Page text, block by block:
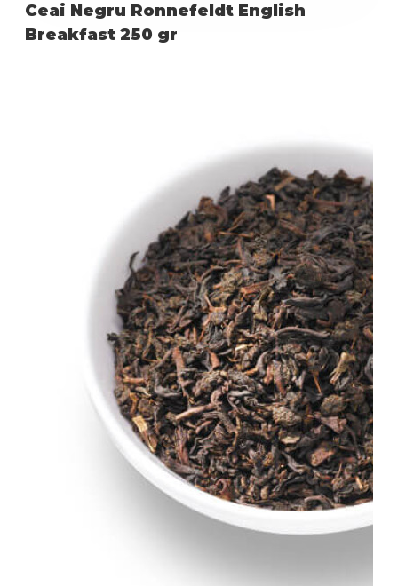
Ceai Negru Ronnefeldt English
Breakfast 250 gr